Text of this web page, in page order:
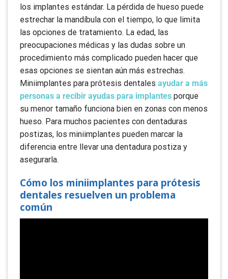
los implantes estándar. La pérdida de hueso puede
estrechar la mandíbula con el tiempo, lo que limita
las opciones de tratamiento. La edad, las
preocupaciones médicas y las dudas sobre un
procedimiento más complicado pueden hacer que
esas opciones se sientan aún más estrechas.
Miniimplantes para prótesis dentales ayudar a más
personas a recibir ayudas para implantes porque
su menor tamaño funciona bien en zonas con menos
hueso. Para muchos pacientes con dentaduras
postizas, los miniimplantes pueden marcar la
diferencia entre llevar una dentadura postiza y
asegurarla.
Cómo los miniimplantes para prótesis
dentales resuelven un problema
común